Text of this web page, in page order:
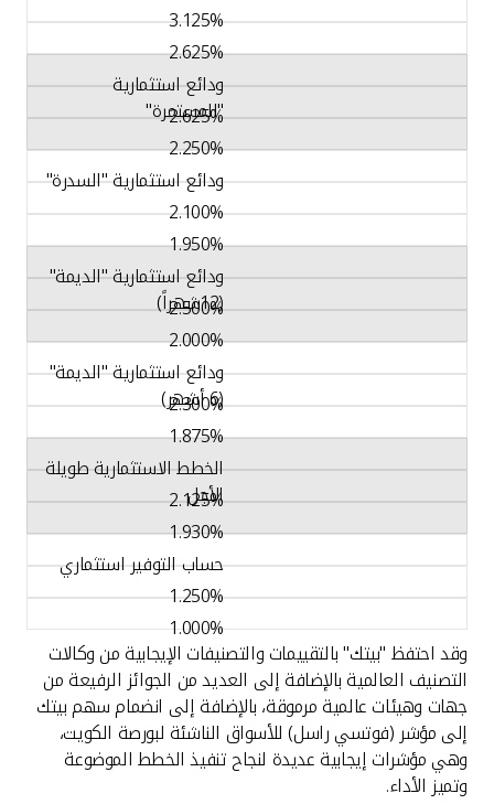
3.125%
2.625%
ودائع استثمارية
"المستمرة"
2.625%
2.250%
ودائع استثمارية "السدرة"
2.100%
1.950%
ودائع استثمارية "الديمة"
(12شهراً)
2.500%
2.000%
ودائع استثمارية "الديمة"
(6 أشهر)
2.300%
1.875%
الخطط الاستثمارية طويلة
الأجل
2.125%
1.930%
حساب التوفير استثماري
1.250%
1.000%
وقد احتفظ "بيتك" بالتقييمات والتصنيفات الإيجابية من وكالات
التصنيف العالمية بالإضافة إلى العديد من الجوائز الرفيعة من
جهات وهيئات عالمية مرموقة، بالإضافة إلى انضمام سهم بيتك
إلى مؤشر (فوتسي راسل) للأسواق الناشئة لبورصة الكويت،
وهي مؤشرات إيجابية عديدة لنجاح تنفيذ الخطط الموضوعة
وتميز الأداء.